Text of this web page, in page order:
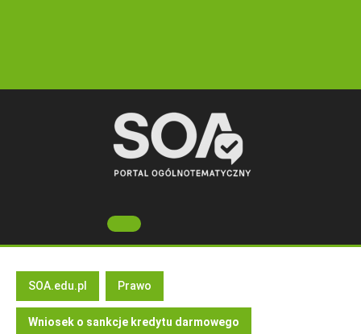
Open
Button
SOA.edu.pl Prawo
Wniosek o sankcje kredytu darmowego